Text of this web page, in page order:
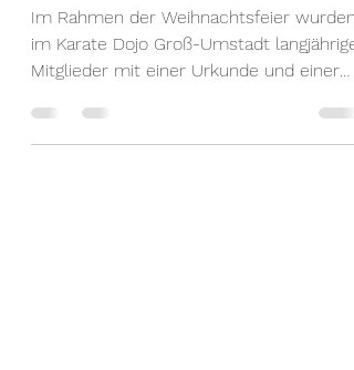
Mitglieder im Karate Dojo
Im Rahmen der Weihnachtsfeier wurden
Mitglieder mit einer Urkunde und einer
Anstecknadel geehrt....